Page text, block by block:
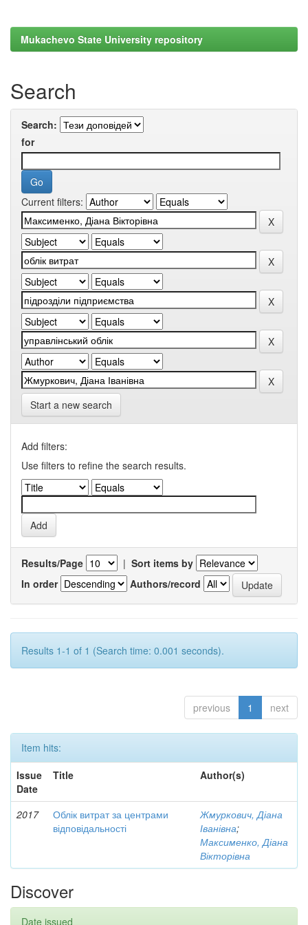
Mukachevo State University repository
Search
Search:
for
Current filters:
Start a new search
Add filters:
Use filters to refine the search results.
Results/Page | Sort items by
In order
Authors/record
Results 1-1 of 1 (Search time: 0.001 seconds).
previous 1 next
Item hits:
Issue
Date
Title Author(s)
2017
Облік витрат за центрами
відповідальності
Жмуркович, Діана
Іванівна;
Максименко, Діана
Вікторівна
Discover
Date issued